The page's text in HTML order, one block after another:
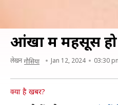
आंखों में महसूस हो
लेखन गौसिया Jan 12, 2024 03:30
क्या है खबर?